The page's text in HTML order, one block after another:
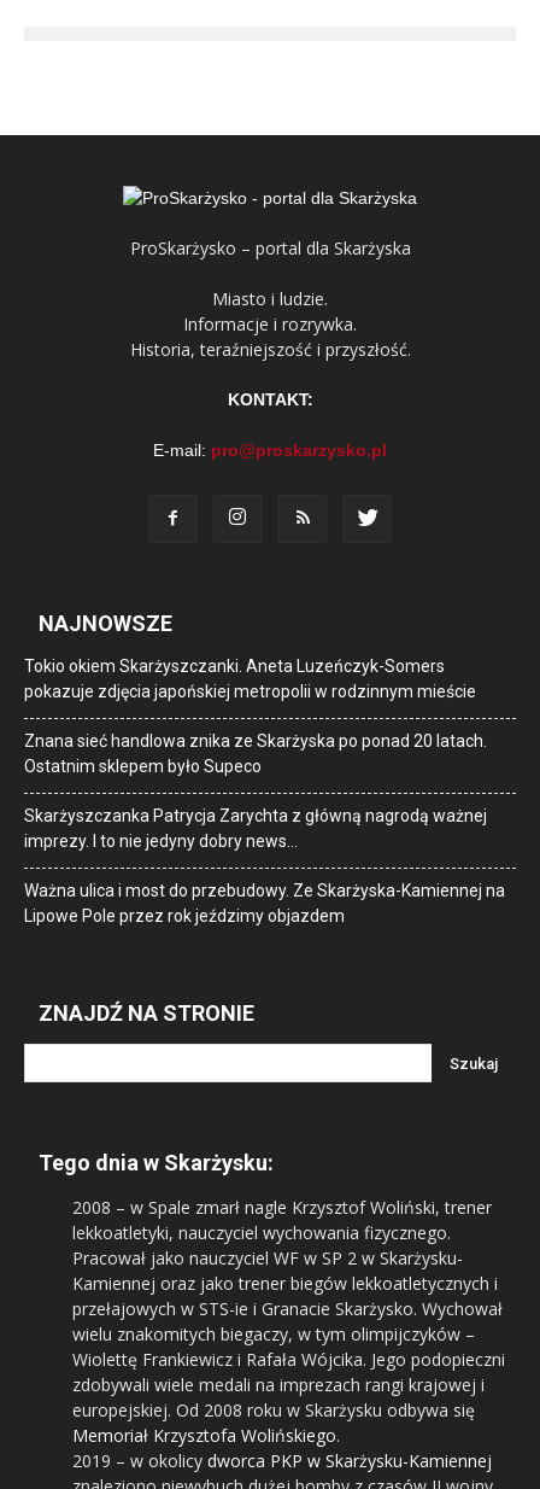
ProSkarżysko – portal dla Skarżyska
Miasto i ludzie.
Informacje i rozrywka.
Historia, teraźniejszość i przyszłość.
KONTAKT:
E-mail: pro@proskarzysko.pl
NAJNOWSZE
Tokio okiem Skarżyszczanki. Aneta Luzeńczyk-Somers
pokazuje zdjęcia japońskiej metropolii w rodzinnym mieście
Znana sieć handlowa znika ze Skarżyska po ponad 20 latach.
Ostatnim sklepem było Supeco
Skarżyszczanka Patrycja Zarychta z główną nagrodą ważnej
imprezy. I to nie jedyny dobry news…
Ważna ulica i most do przebudowy. Ze Skarżyska-Kamiennej na
Lipowe Pole przez rok jeździmy objazdem
ZNAJDŹ NA STRONIE
Tego dnia w Skarżysku:
2008 – w Spale zmarł nagle Krzysztof Woliński, trener
lekkoatletyki, nauczyciel wychowania fizycznego.
Pracował jako nauczyciel WF w SP 2 w Skarżysku-
Kamiennej oraz jako trener biegów lekkoatletycznych i
przełajowych w STS-ie i Granacie Skarżysko. Wychował
wielu znakomitych biegaczy, w tym olimpijczyków –
Wiolettę Frankiewicz i Rafała Wójcika. Jego podopieczni
zdobywali wiele medali na imprezach rangi krajowej i
europejskiej. Od 2008 roku w Skarżysku odbywa się
Memoriał Krzysztofa Wolińskiego.
2019 – w okolicy dworca PKP w Skarżysku-Kamiennej